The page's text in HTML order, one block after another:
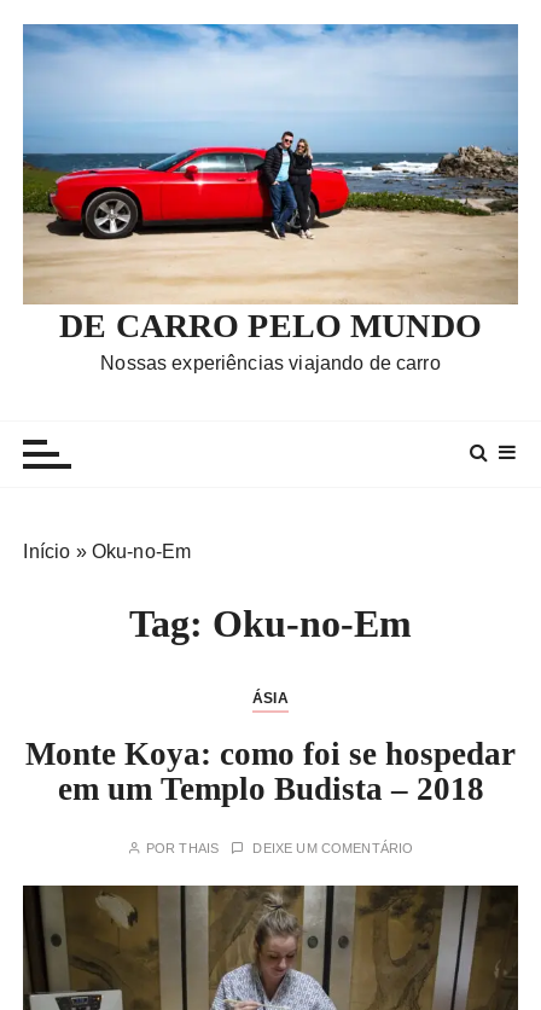
DE CARRO PELO MUNDO
Nossas experiências viajando de carro
Início » Oku-no-Em
Tag: Oku-no-Em
ÁSIA
Monte Koya: como foi se hospedar
em um Templo Budista – 2018
PORTHAIS DEIXE UM COMENTÁRIO